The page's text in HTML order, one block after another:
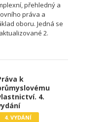
přehledný a
práva a
oboru. Jedná se
2.
k
4.
4. VYDÁNÍ